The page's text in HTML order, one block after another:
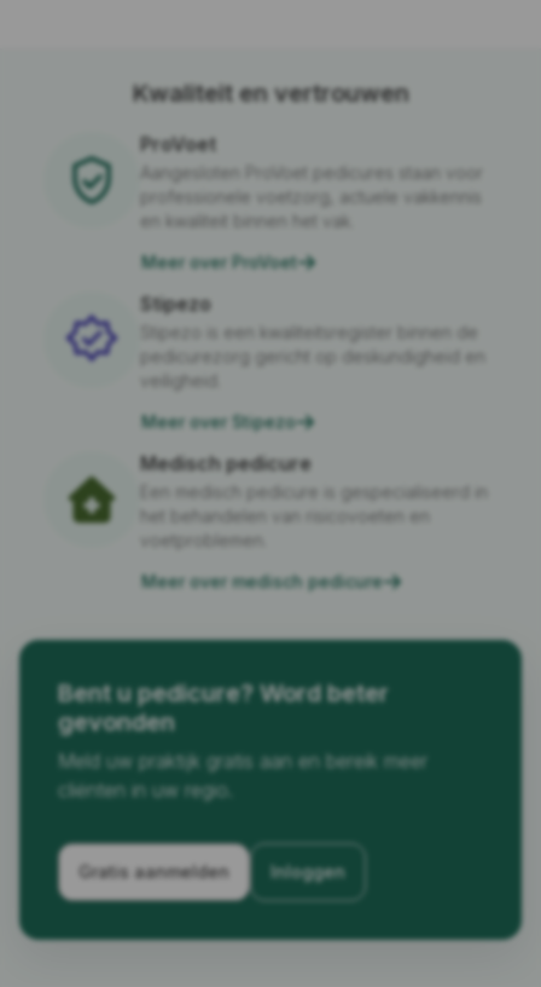
Kwaliteit en vertrouwen
ProVoet
Aangesloten ProVoet pedicures staan voor
professionele voetzorg, actuele vakkennis
en kwaliteit binnen het vak.
Meer over ProVoet
Stipezo
Stipezo is een kwaliteitsregister binnen de
pedicurezorg gericht op deskundigheid en
veiligheid.
Meer over Stipezo
Medisch pedicure
Een medisch pedicure is gespecialiseerd in
het behandelen van risicovoeten en
voetproblemen.
Meer over medisch pedicure
Bent u pedicure? Word beter
gevonden
Meld uw praktijk gratis aan en bereik meer
cliënten in uw regio.
Gratis aanmelden Inloggen